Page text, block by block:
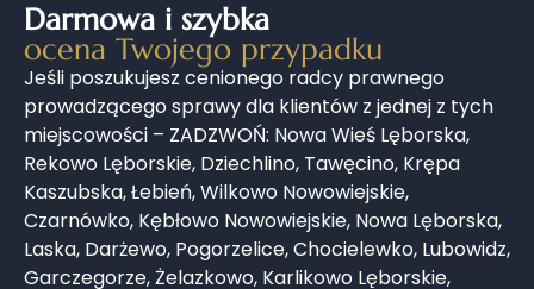
Darmowa i szybka
ocena Twojego przypadku
Jeśli poszukujesz cenionego radcy prawnego
prowadzącego sprawy dla klientów z jednej z tych
miejscowości – ZADZWOŃ: Nowa Wieś Lęborska,
Rekowo Lęborskie, Dziechlino, Tawęcino, Krępa
Kaszubska, Łebień, Wilkowo Nowowiejskie,
Czarnówko, Kębłowo Nowowiejskie, Nowa Lęborska,
Laska, Darżewo, Pogorzelice, Chocielewko, Lubowidz,
Garczegorze, Żelazkowo, Karlikowo Lęborskie,